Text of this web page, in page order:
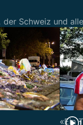
der Schweiz und
«Ein